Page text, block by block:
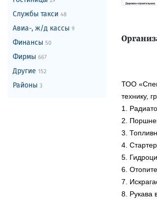
Службы такси 48
Авиа-, ж/д кассы 9
Финансы 50
Фирмы 667
Другие 152
Районы 3
ТОО
технику,
1.
2.
3.
4.
5.
6.
7.
8. Рукава